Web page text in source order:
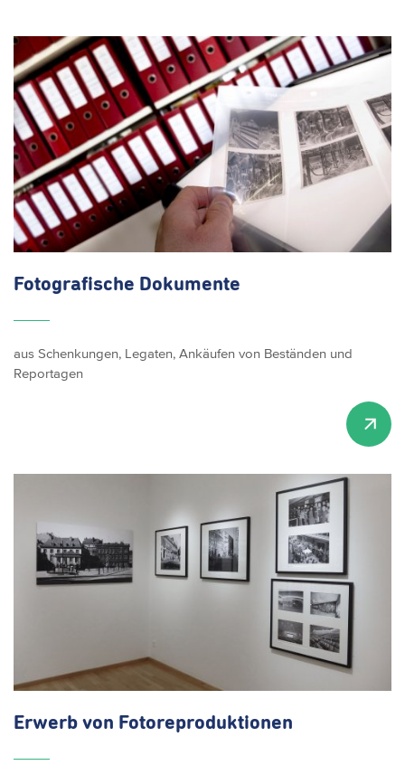
Fotografische Dokumente
aus Schenkungen, Legaten, Ankäufen von Beständen und
Reportagen
Erwerb von Fotoreproduktionen